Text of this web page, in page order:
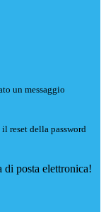
un messaggio
reset della password
di posta elettronica!